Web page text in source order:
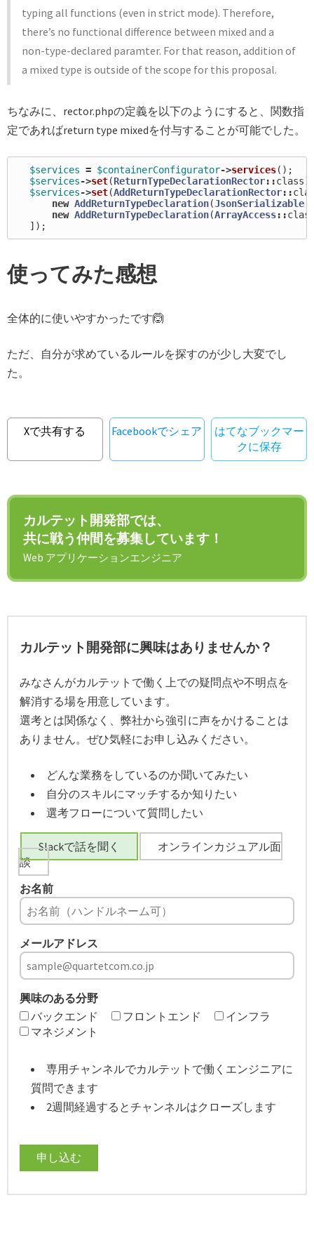
typing all functions (even in strict mode). Therefore,
there’s no functional difference between mixed and a
non-type-declared paramter. For that reason, addition of
a mixed type is outside of the scope for this proposal.
ちなみに、rector.phpの定義を以下のようにすると、関数指
定であればreturn type mixedを付与することが可能でした。
$services = $containerConfigurator->services();
$services->set(ReturnTypeDeclarationRector::class
$services->set(AddReturnTypeDeclarationRector::
new AddReturnTypeDeclaration(JsonSerializable
new AddReturnTypeDeclaration(ArrayAccess::
]);
使ってみた感想
全体的に使いやすかったです🙆‍
ただ、自分が求めているルールを探すのが少し大変でし
た。
Xで共有する Facebookでシェア
はてなブックマー
クに保存
カルテット開発部では、
共に戦う仲間を募集しています！
Web アプリケーションエンジニア
カルテット開発部に興味はありませんか？
みなさんがカルテットで働く上での疑問点や不明点を
解消する場を用意しています。
選考とは関係なく、弊社から強引に声をかけることは
ありません。ぜひ気軽にお申し込みください。
どんな業務をしているのか聞いてみたい
自分のスキルにマッチするか知りたい
選考フローについて質問したい
Slackで話を聞く
オンラインカジュアル面
談
お名前
メールアドレス
興味のある分野
バックエンド
フロントエンド
インフラ
マネジメント
専用チャンネルでカルテットで働くエンジニアに
質問できます
2週間経過するとチャンネルはクローズします
申し込む